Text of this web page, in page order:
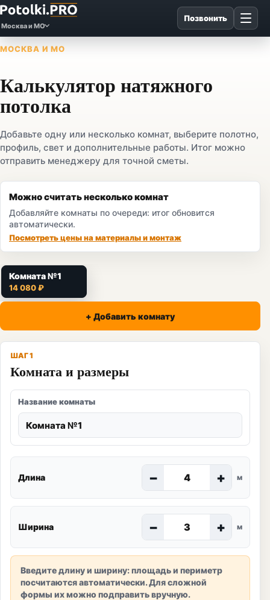
Москва и МО
Позвонить
МОСКВА И МО
Калькулятор натяжного
потолка
Добавьте одну или несколько комнат, выберите полотно,
профиль, свет и дополнительные работы. Итог можно
отправить менеджеру для точной сметы.
Можно считать несколько комнат
Добавляйте комнаты по очереди: итог обновится
автоматически.
Посмотреть цены на материалы и монтаж
Комната №1
14 080 ₽
+ Добавить комнату
ШАГ 1
Комната и размеры
Название комнаты
Длина − + м
Ширина − + м
Введите длину и ширину: площадь и периметр
посчитаются автоматически. Для сложной
формы их можно подправить вручную.